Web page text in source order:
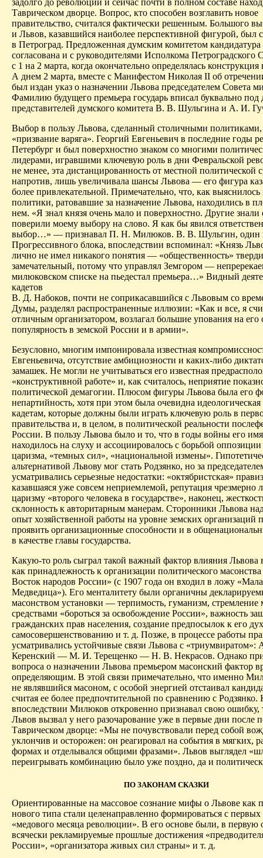
задолго до революции и сейчас почти в полном составе
Таврическом дворце. Вопрос, кто способен возглавить новое
правительство, считался фактически решенным. Большого
и Львов, казавшийся наиболее перспективной фигурой, был
в Петроград. Предложенная думским комитетом
согласована и с руководителями Исполкома Петроградского
с 1 на 2 марта, когда окончательно определялась
А днем 2 марта, вместе с Манифестом Николая II об
был издан указ о назначении Львова председателем Совета
Фамилию будущего премьера государь вписал буквально под
представителей думского комитета В. В. Шульгина и А. И.
Выбор в пользу Львова, сделанный столичными
«призвание варяга». Георгий Евгеньевич в последние годы
Петербург и был поверхностно знаком со многими
лидерами, игравшими ключевую роль в дни Февральской
не менее, эта дистанцированность от местной политической
напротив, лишь увеличивала шансы Львова — его фигура
более привлекательной. Примечательно, что, как
политики, ратовавшие за назначение Львова, находились в
нем. «Я знал князя очень мало и поверхностно. Другие
поверили моему выбору на слово. Я как бы явился
выбор…» — признавал П. Н. Милюков. В. В. Шульгин, один
Прогрессивного блока, впоследствии вспоминал: «Князь
лично не имел никакого понятия — «общественность»
замечательный, потому что управлял Земгором —
милюковском списке на пьедестал премьера…» Видный
кадетов
В. Д. Набоков, почти не соприкасавшийся с Львовым со
Думы, разделял распространенные иллюзии: «Как и все, я
отличным организатором, возлагал большие упования на
популярность в земской России и в армии».
Безусловно, многим импонировала известная
Евгеньевича, отсутствие амбициозности и каких-либо
замашек. Не могли не учитываться его известная
«конструктивной работе» и, как считалось, неприятие
политической демагогии. Плюсом фигуры Львова была его
непартийность, хотя при этом была очевидна идеологическая
кадетам, которые должны были играть ключевую роль в
правительства и, в целом, в политической реальности
России. В пользу Львова было и то, что в годы войны его
находилось на слуху и ассоциировалось с борьбой
царизма, «темных сил», «национальной измены».
альтернативой Львову мог стать Родзянко, но за
усматривались серьезные недостатки: «октябристская»
казавшаяся уже совсем неприемлемой, репутация чрезмерно
царизму «второго человека в государстве», наконец,
склонность к авторитарным манерам. Сторонники Львова
опыт хозяйственной работы на уровне земских организаций
проявить организационные способности и в
в качестве главы государства.
Какую-то роль сыграл такой важный фактор влияния Львова
как принадлежность к организации политического
Восток народов России» (с 1907 года он входил в ложу
Медведица»). Его менталитету были органичны
масонством установки — терпимость, гуманизм,
средствами «бороться за освобождение России», важность
гражданских прав населения, создание предпосылок к его
самосовершенствованию и т. д. Позже, в процессе работы
усматривались устойчивые связи Львова с «триумвиратом»:
Керенский — М. И. Терещенко — Н. В. Некрасов. Однако
вопроса о назначении Львова премьером масонский фактор
определяющим. В этой связи примечательно, что именно
не являвшийся масоном, с особой энергией отстаивал
считая ее более предпочтительной по сравнению с Родзянко.
впоследствии Милюков откровенно признавал свою ошибку,
Львов вызвал у него разочарование уже в первые дни после
Таврическом дворце: «Мы не почувствовали перед собой
уклончив и осторожен: он реагировал на события в мягких,
формах и отделывался общими фразами». Львов выглядел
переигрывать комбинацию было уже поздно, да и
ПО ЗАКОНАМ СКАЗКИ
Ориентированные на массовое сознание мифы о Львове как
нового типа стали целенаправленно формироваться с
«медового месяца революции». В его основе были, в первую
всячески рекламируемые прошлые достижения
России», «организатора живых сил страны» и т. д.